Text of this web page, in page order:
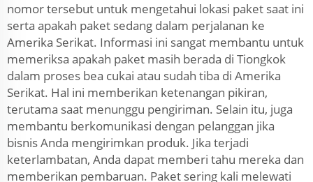
nomor tersebut untuk mengetahui lokasi paket saat ini
serta apakah paket sedang dalam perjalanan ke
Amerika Serikat. Informasi ini sangat membantu untuk
memeriksa apakah paket masih berada di Tiongkok
dalam proses bea cukai atau sudah tiba di Amerika
Serikat. Hal ini memberikan ketenangan pikiran,
terutama saat menunggu pengiriman. Selain itu, juga
membantu berkomunikasi dengan pelanggan jika
bisnis Anda mengirimkan produk. Jika terjadi
keterlambatan, Anda dapat memberi tahu mereka dan
memberikan pembaruan. Paket sering kali melewati